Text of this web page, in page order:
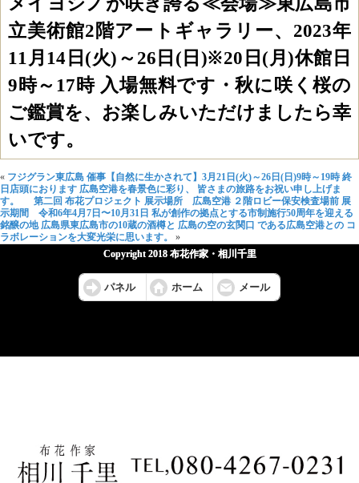
立美術館2階アートギャラリー、2023年
11月14日(火)～26日(日)※20日(月)休館日
9時～17時 入場無料です・秋に咲く桜の
ご鑑賞を、お楽しみいただけましたら幸
いです。
« フジグラン東広島 催事【自然に生かされて】3月21日(火)～26日(日)9時～19時 終
日店頭におります 広島空港を春景色に彩り、 皆さまの旅路をお祝い申し上げま
す。 第二回 布花プロジェクト 展示場所 広島空港 ２階ロビー保安検査場前 展
示期間 令和6年4月7日〜10月31日 私が創作の拠点とする市制施行50周年を迎える
銘醸の地 広島県東広島市の10蔵の酒樽と 広島の空の玄関口 である広島空港との コ
ラボレーションを大変光栄に思います。
»
Copyright 2018 布花作家・相川千里
パネル ホーム メール